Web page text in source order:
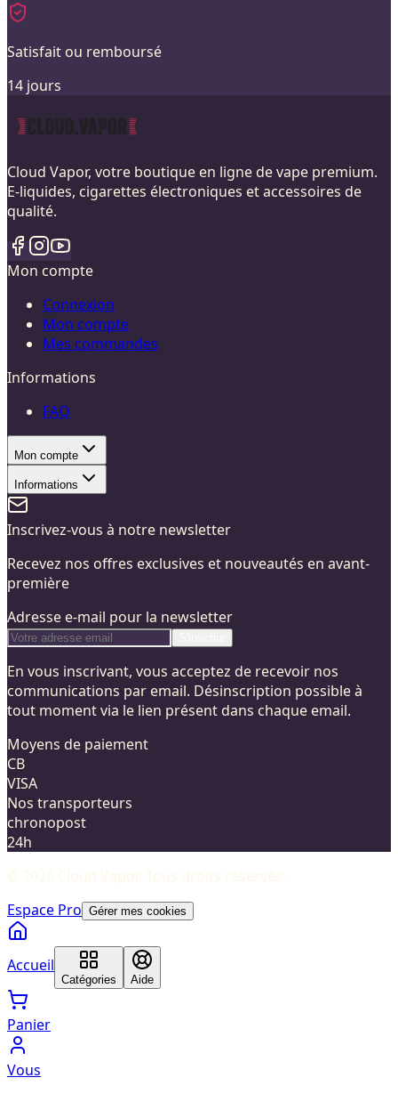
Satisfait ou remboursé
14 jours
Cloud Vapor, votre boutique en ligne de vape premium.
E-liquides, cigarettes électroniques et accessoires de
qualité.
Mon compte
Connexion
Mon compte
Mes commandes
Informations
FAQ
Mon compte
Informations
Inscrivez-vous à notre newsletter
Recevez nos offres exclusives et nouveautés en avant-
première
Adresse e-mail pour la newsletter
En vous inscrivant, vous acceptez de recevoir nos
communications par email. Désinscription possible à
tout moment via le lien présent dans chaque email.
Moyens de paiement
CB
VISA
Nos transporteurs
chronopost
24h
© 2026 Cloud Vapor. Tous droits réservés.
Espace Pro Gérer mes cookies
Accueil
Catégories Aide
Panier
Vous